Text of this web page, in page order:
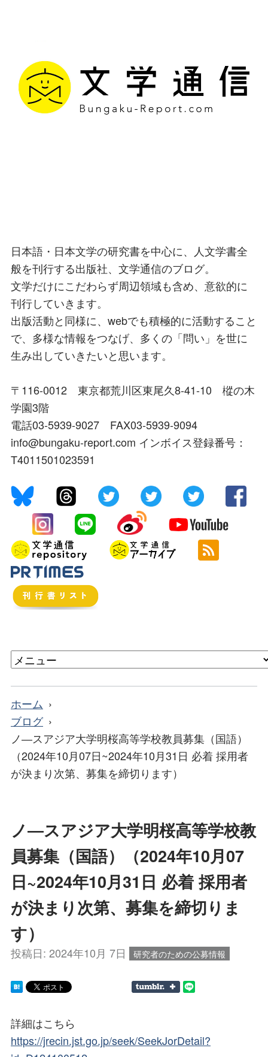
日本語・日本文学の研究書を中心に、人文学書全
般を刊行する出版社、文学通信のブログ。
文学だけにこだわらず周辺領域も含め、意欲的に
刊行していきます。
出版活動と同様に、webでも積極的に活動すること
で、多様な情報をつなげ、多くの「問い」を世に
生み出していきたいと思います。
〒116-0012 東京都荒川区東尾久8-41-10 樅の木
学園3階
電話03-5939-9027 FAX03-5939-9094
info@bungaku-report.com インボイス登録番号：
T4011501023591
ホーム
ブログ
ノ―スアジア大学明桜高等学校教員募集（国語）
（2024年10月07日~2024年10月31日 必着 採用者
が決まり次第、募集を締切ります）
ノ―スアジア大学明桜高等学校教
員募集（国語）（2024年10月07
日~2024年10月31日 必着 採用者
が決まり次第、募集を締切りま
す）
投稿日: 2024年10月 7日 研究者のための公募情報
詳細はこちら
https://jrecin.jst.go.jp/seek/SeekJorDetail?